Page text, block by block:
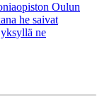
Oulun
he saivat
ne